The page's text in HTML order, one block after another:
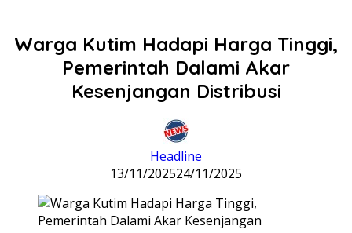
Warga Kutim Hadapi Harga Tinggi,
Pemerintah Dalami Akar
Kesenjangan Distribusi
Headline
13/11/202524/11/2025